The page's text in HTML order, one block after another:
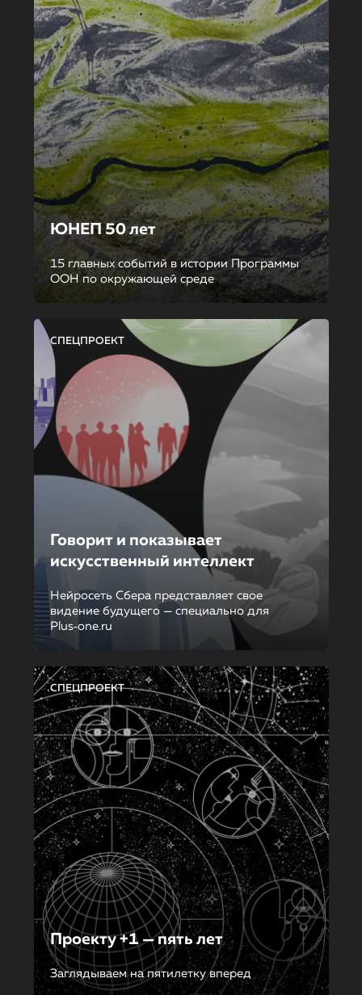
ЮНЕП 50 лет
15 главных событий в истории Программы
ООН по окружающей среде
СПЕЦПРОЕКТ
Говорит и показывает
искусственный интеллект
Нейросеть Сбера представляет свое
видение будущего — специально для
Plus‑one.ru
СПЕЦПРОЕКТ
Проекту +1 — пять лет
Заглядываем на пятилетку вперед